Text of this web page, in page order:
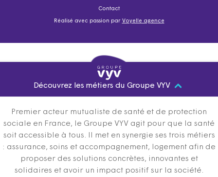
Contact
Réalisé avec passion par Voyelle agence
Découvrez les métiers du Groupe VYV
Premier acteur mutualiste de santé et de protection
sociale en France, le Groupe VYV agit pour que la santé
soit accessible à tous. Il met en synergie ses trois métiers
: assurance, soins et accompagnement, logement afin de
proposer des solutions concrètes, innovantes et
solidaires et avoir un impact positif sur la société.